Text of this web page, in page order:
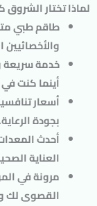
لماذا تختار الشروق
طاقم طبي
خدمة
أينما كنت
أسعار
بجودة
أحدث
العناية
مرونة في
القصوى لك